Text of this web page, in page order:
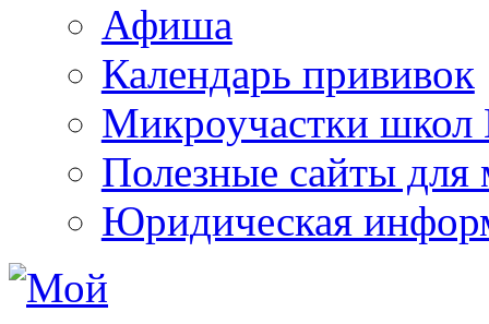
Афиша
Календарь прививок
Микроучастки школ
Полезные сайты для
Юридическая